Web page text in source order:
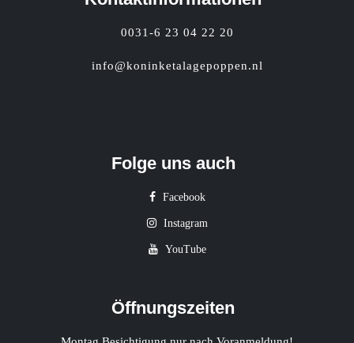
0031-6 23 04 22 20
info@koninketalagepoppen.nl
Folge uns auch
Facebook
Instagram
YouTube
Öffnungszeiten